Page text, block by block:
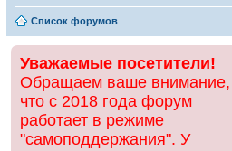
Список форумов
Уважаемые посетители!
Обращаем ваше внимание,
что с 2018 года форум
работает в режиме
"самоподдержания". У